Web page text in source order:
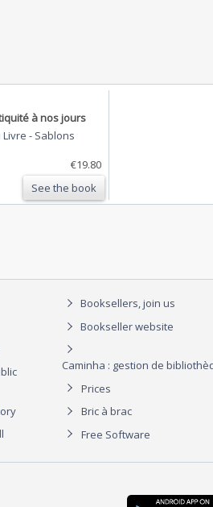
à nos jours
Livre - Sablons
€19.80
See the book
Booksellers, join us
Bookseller website
Caminha : gestion de
Prices
Bric à brac
Free Software